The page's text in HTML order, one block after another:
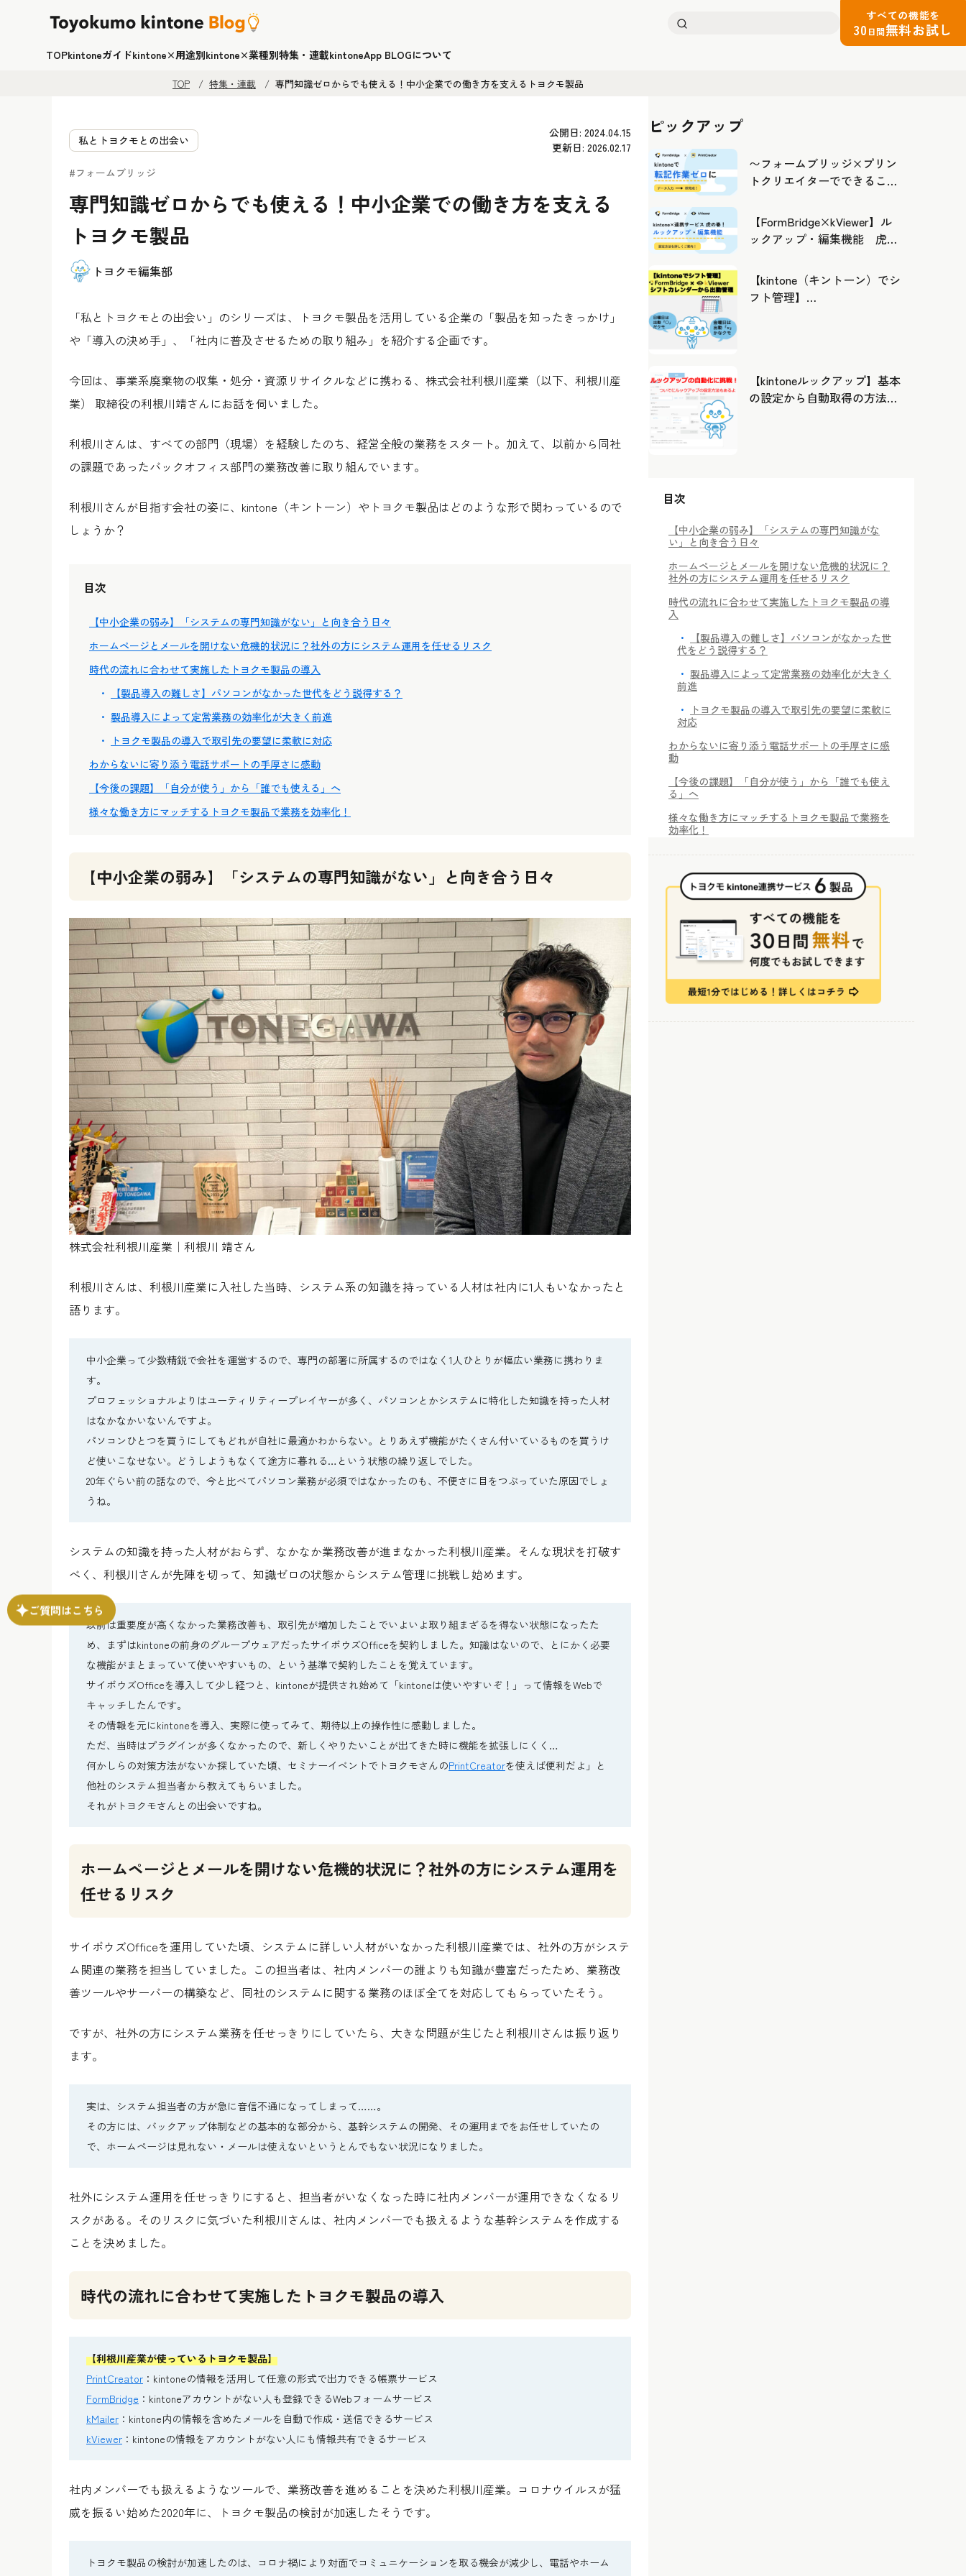
検
すべての機能を
30 日間無料お試し
TOPkintoneガイドkintone×用途別kintone×業種別特集・連載kintoneApp BLOGについて
TOP 特集・連載 専門知識ゼロからでも使える！中小企業での働き方を支えるトヨクモ製品
私とトヨクモとの出会い
公開日: 2024.04.15
更新日: 2026.02.17
#フォームブリッジ
専門知識ゼロからでも使える！中小企業での働き方を支える
トヨクモ製品
トヨクモ編集部
「私とトヨクモとの出会い」のシリーズは、トヨクモ製品を活用している企業の「製品を知ったきっかけ」
や「導入の決め手」、「社内に普及させるための取り組み」を紹介する企画です。
今回は、事業系廃棄物の収集・処分・資源リサイクルなどに携わる、株式会社利根川産業（以下、利根川産
業） 取締役の利根川靖さんにお話を伺いました。
利根川さんは、すべての部門（現場）を経験したのち、経営全般の業務をスタート。加えて、以前から同社
の課題であったバックオフィス部門の業務改善に取り組んでいます。
利根川さんが目指す会社の姿に、kintone（キントーン）やトヨクモ製品はどのような形で関わっているので
しょうか？
目次
【中小企業の弱み】「システムの専門知識がない」と向き合う日々
ホームページとメールを開けない危機的状況に？社外の方にシステム運用を任せるリスク
時代の流れに合わせて実施したトヨクモ製品の導入
【製品導入の難しさ】パソコンがなかった世代をどう説得する？
製品導入によって定常業務の効率化が大きく前進
トヨクモ製品の導入で取引先の要望に柔軟に対応
わからないに寄り添う電話サポートの手厚さに感動
【今後の課題】「自分が使う」から「誰でも使える」へ
様々な働き方にマッチするトヨクモ製品で業務を効率化！
【中小企業の弱み】「システムの専門知識がない」と向き合う日々
株式会社利根川産業｜利根川 靖さん
利根川さんは、利根川産業に入社した当時、システム系の知識を持っている人材は社内に1人もいなかったと
語ります。
中小企業って少数精鋭で会社を運営するので、専門の部署に所属するのではなく1人ひとりが幅広い業務に携わりま
す。
プロフェッショナルよりはユーティリティープレイヤーが多く、パソコンとかシステムに特化した知識を持った人材
はなかなかいないんですよ。
パソコンひとつを買うにしてもどれが自社に最適かわからない。とりあえず機能がたくさん付いているものを買うけ
ど使いこなせない。どうしようもなくて途方に暮れる…という状態の繰り返しでした。
20年ぐらい前の話なので、今と比べてパソコン業務が必須ではなかったのも、不便さに目をつぶっていた原因でしょ
うね。
システムの知識を持った人材がおらず、なかなか業務改善が進まなかった利根川産業。そんな現状を打破す
べく、利根川さんが先陣を切って、知識ゼロの状態からシステム管理に挑戦し始めます。
以前は重要度が高くなかった業務改善も、取引先が増加したことでいよいよ取り組まざるを得ない状態になったた
め、まずはkintoneの前身のグループウェアだったサイボウズOfficeを契約しました。知識はないので、とにかく必要
な機能がまとまっていて使いやすいもの、という基準で契約したことを覚えています。
サイボウズOfficeを導入して少し経つと、kintoneが提供され始めて「kintoneは使いやすいぞ！」って情報をWebで
キャッチしたんです。
その情報を元にkintoneを導入、実際に使ってみて、期待以上の操作性に感動しました。
ただ、当時はプラグインが多くなかったので、新しくやりたいことが出てきた時に機能を拡張しにくく…
何かしらの対策方法がないか探していた頃、セミナーイベントでトヨクモさんのPrintCreatorを使えば便利だよ」と
他社のシステム担当者から教えてもらいました。
それがトヨクモさんとの出会いですね。
ホームページとメールを開けない危機的状況に？社外の方にシステム運用を
任せるリスク
サイボウズOfficeを運用していた頃、システムに詳しい人材がいなかった利根川産業では、社外の方がシステ
ム関連の業務を担当していました。この担当者は、社内メンバーの誰よりも知識が豊富だったため、業務改
善ツールやサーバーの構築など、同社のシステムに関する業務のほぼ全てを対応してもらっていたそう。
ですが、社外の方にシステム業務を任せっきりにしていたら、大きな問題が生じたと利根川さんは振り返り
ます。
実は、システム担当者の方が急に音信不通になってしまって……。
その方には、バックアップ体制などの基本的な部分から、基幹システムの開発、その運用までをお任せしていたの
で、ホームページは見れない・メールは使えないというとんでもない状況になりました。
社外にシステム運用を任せっきりにすると、担当者がいなくなった時に社内メンバーが運用できなくなるリ
スクがある。そのリスクに気づいた利根川さんは、社内メンバーでも扱えるような基幹システムを作成する
ことを決めました。
時代の流れに合わせて実施したトヨクモ製品の導入
【利根川産業が使っているトヨクモ製品】
PrintCreator ：kintoneの情報を活用して任意の形式で出力できる帳票サービス
FormBridge ：kintoneアカウントがない人も登録できるWebフォームサービス
kMailer ：kintone内の情報を含めたメールを自動で作成・送信できるサービス
kViewer ：kintoneの情報をアカウントがない人にも情報共有できるサービス
社内メンバーでも扱えるようなツールで、業務改善を進めることを決めた利根川産業。コロナウイルスが猛
威を振るい始めた2020年に、トヨクモ製品の検討が加速したそうです。
トヨクモ製品の検討が加速したのは、コロナ禍により対面でコミュニケーションを取る機会が減少し、電話やホーム
ピックアップ
〜フォームブリッジ×プリン
トクリエイターでできるこ
よう
【FormBridge×kViewer】ル
ックアップ・編集機能 虎の
【kintone（キントーン）でシ
フト管理】
【kintoneルックアップ】基本
の設定から自動取得の方法ま
目次
【中小企業の弱み】「システムの専門知識がな
い」と向き合う日々
ホームページとメールを開けない危機的状況に？
社外の方にシステム運用を任せるリスク
時代の流れに合わせて実施したトヨクモ製品の導
入
【製品導入の難しさ】パソコンがなかった世
代をどう説得する？
製品導入によって定常業務の効率化が大きく
前進
トヨクモ製品の導入で取引先の要望に柔軟に
対応
わからないに寄り添う電話サポートの手厚さに感
動
【今後の課題】「自分が使う」から「誰でも使え
る」へ
様々な働き方にマッチするトヨクモ製品で業務を
効率化！
ご質問はこちら